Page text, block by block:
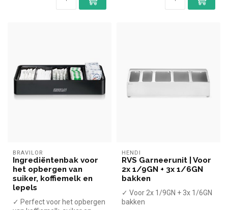
BRAVILOR
Ingrediëntenbak voor
het opbergen van
suiker, koffiemelk en
lepels
✓ Perfect voor het opbergen
HENDI
RVS Garneerunit | Voor
2x 1/9GN + 3x 1/6GN
bakken
✓ Voor 2x 1/9GN + 3x 1/6GN
bakken